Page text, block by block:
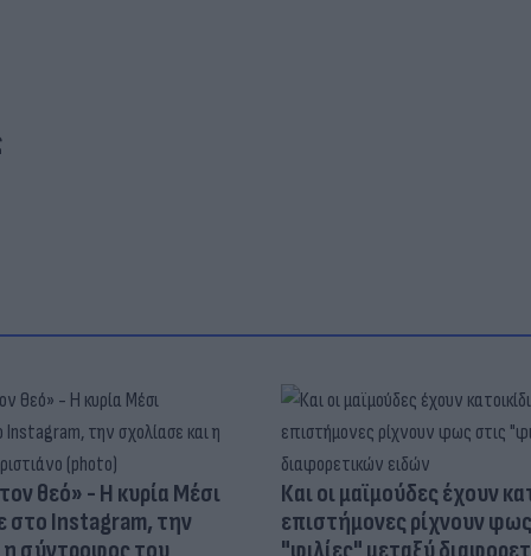
θεό» - Η κυρία Μέσι
στο Instagram, την
Και οι μαϊμούδες έχουν
επιστήμονες ρίχνουν